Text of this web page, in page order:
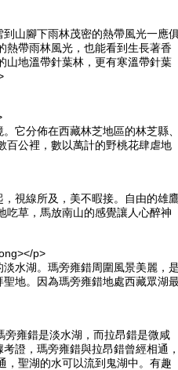
山腳下雨林茂密的熱帶風光一應
熱帶雨林風光，也能看到生長著香
山地溫帶針葉林，更有寒溫帶針葉
它分佈在西藏林芝地區的林芝縣
百公裡，數以萬計的野桃花肆虐地
視線所及，美不暇接。自由的雄
吃草，馬放南山的感覺讓人心醉神
p>
水湖。瑪旁雍錯周圍風景美麗，
地。因為瑪旁雍錯地處西藏眾湖
雍錯是淡水湖，而拉昂錯是微咸
證，瑪旁雍錯與拉昂錯曾經相通
，聖湖的水可以流到鬼湖中。有趣